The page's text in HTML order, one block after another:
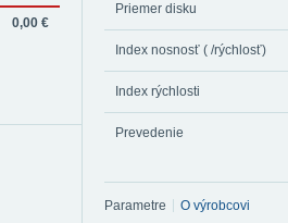
Priemer disku
Index nosnosť ( /rýchlosť)
Index rýchlosti
Prevedenie
Parametre O výrobcovi
0,00 €